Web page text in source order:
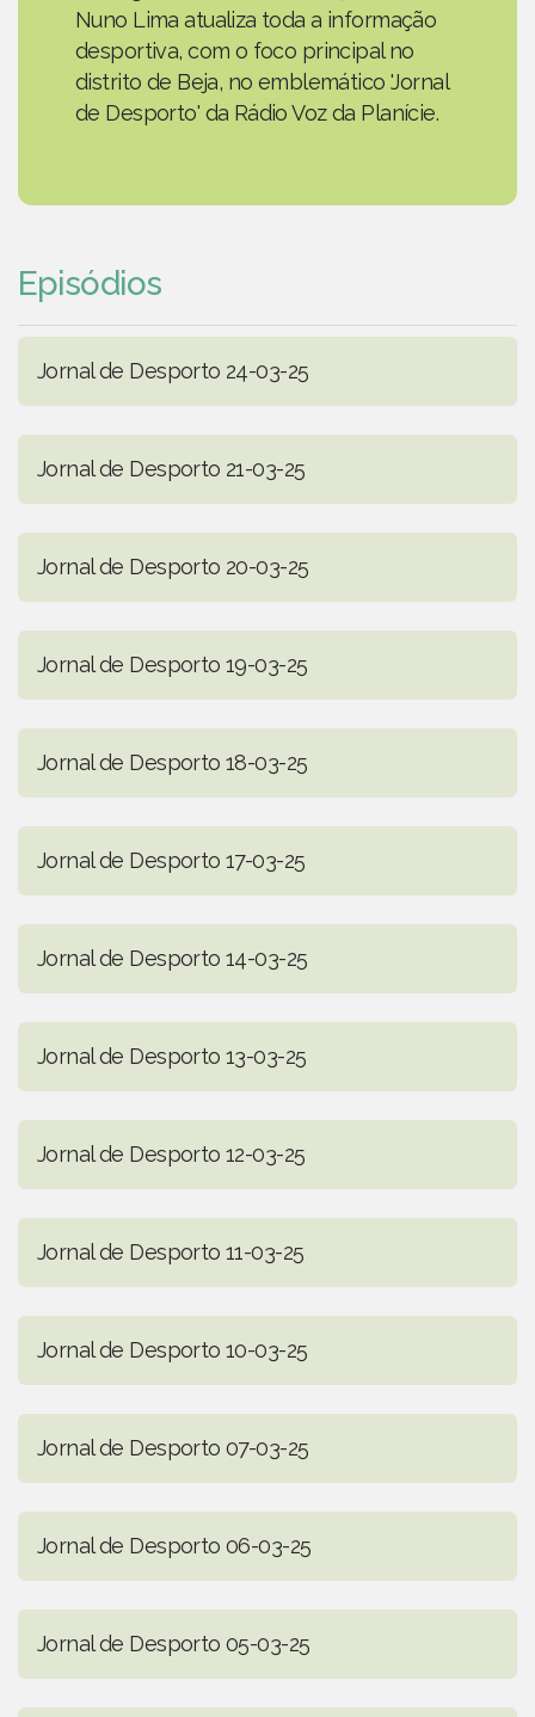
Nuno Lima atualiza toda a informação
desportiva, com o foco principal no
distrito de Beja, no emblemático 'Jornal
de Desporto' da Rádio Voz da Planície.
Episódios
Jornal de Desporto 24-03-25
Jornal de Desporto 21-03-25
Jornal de Desporto 20-03-25
Jornal de Desporto 19-03-25
Jornal de Desporto 18-03-25
Jornal de Desporto 17-03-25
Jornal de Desporto 14-03-25
Jornal de Desporto 13-03-25
Jornal de Desporto 12-03-25
Jornal de Desporto 11-03-25
Jornal de Desporto 10-03-25
Jornal de Desporto 07-03-25
Jornal de Desporto 06-03-25
Jornal de Desporto 05-03-25